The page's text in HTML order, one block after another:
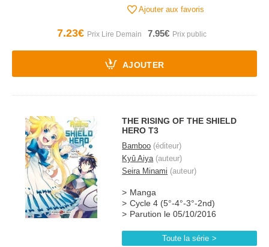
Ajouter aux favoris
7.23€ 7.95€
AJOUTER
THE RISING OF THE SHIELD
HERO T3
Bamboo (éditeur)
Kyû Aiya(auteur)
Seira Minami (auteur)
Manga
Cycle 4 (5°-4°-3°-2nd)
Parution le 05/10/2016
Toute la série